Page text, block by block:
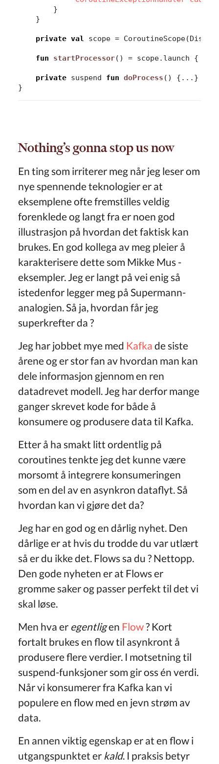
}
}
private val scope = CoroutineScope(
fun startProcessor() = scope. launch {
private suspend fun doProcess ()
{...}
}
Nothing’s gonna stop us now
En ting som irriterer meg når jeg leser om
nye spennende teknologier er at
eksemplene ofte fremstilles veldig
forenklede og langt fra er noen god
illustrasjon på hvordan det faktisk kan
brukes. En god kollega av meg pleier å
karakterisere dette som Mikke Mus -
eksempler. Jeg er langt på vei enig så
istedenfor legger meg på Supermann-
analogien. Så ja, hvordan får jeg
superkrefter da ?
Jeg har jobbet mye med Kafka de siste
årene og er stor fan av hvordan man kan
dele informasjon gjennom en ren
datadrevet modell. Jeg har derfor mange
ganger skrevet kode for både å
konsumere og produsere data til Kafka.
Etter å ha smakt litt ordentlig på
coroutines tenkte jeg det kunne være
morsomt å integrere konsumeringen
som en del av en asynkron dataflyt. Så
hvordan kan vi gjøre det da?
Jeg har en god og en dårlig nyhet. Den
dårlige er at hvis du trodde du var utlært
så er du ikke det. Flows sa du ? Nettopp.
Den gode nyheten er at Flows er
gromme saker og passer perfekt til det vi
skal løse.
Men hva er egentligen Flow? Kort
fortalt brukes en flow til asynkront å
produsere flere verdier. I motsetning til
suspend-funksjoner som gir oss én verdi.
Når vi konsumerer fra Kafka kan vi
populere en flow med en jevn strøm av
data.
En annen viktig egenskap er at en flow i
utgangspunktet er kald. I praksis betyr